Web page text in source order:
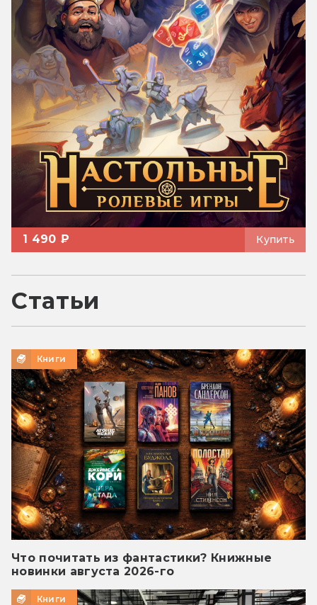
1 490 ₽ Купить
Статьи
Книги
Что почитать из фантастики? Книжные
новинки августа 2026-го
Книги